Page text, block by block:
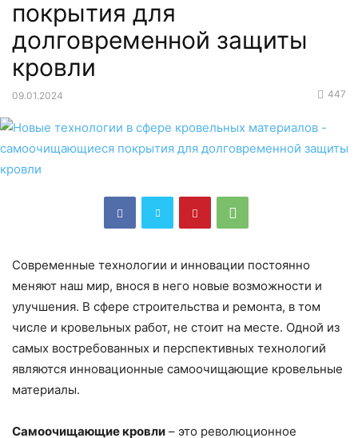
покрытия для
долговременной защиты
кровли
09.01.2024 447
Современные технологии и инновации постоянно
меняют наш мир, внося в него новые возможности и
улучшения. В сфере строительства и ремонта, в том
числе и кровельных работ, не стоит на месте. Одной из
самых востребованных и перспективных технологий
являются инновационные самоочищающие кровельные
материалы.
Самоочищающие кровли – это революционное